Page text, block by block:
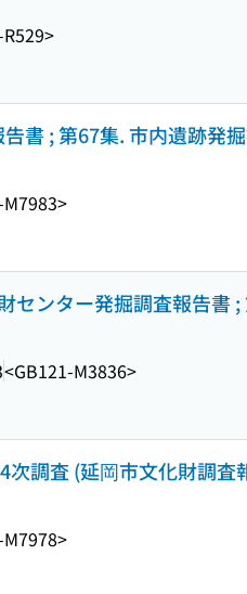
書 ; 第67集. 市内遺跡発
センター発掘調査報告書 ;
<GB121-M3836>
調査 (延岡市文化財調査